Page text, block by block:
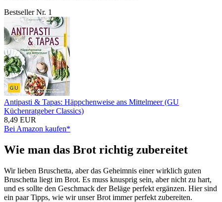
Bestseller Nr. 1
Antipasti & Tapas: Häppchenweise ans Mittelmeer (GU
Küchenratgeber Classics)
8,49 EUR
Bei Amazon kaufen*
Wie man das Brot richtig zubereitet
Wir lieben Bruschetta, aber das Geheimnis einer wirklich guten
Bruschetta liegt im Brot. Es muss knusprig sein, aber nicht zu hart,
und es sollte den Geschmack der Beläge perfekt ergänzen. Hier sind
ein paar Tipps, wie wir unser Brot immer perfekt zubereiten.